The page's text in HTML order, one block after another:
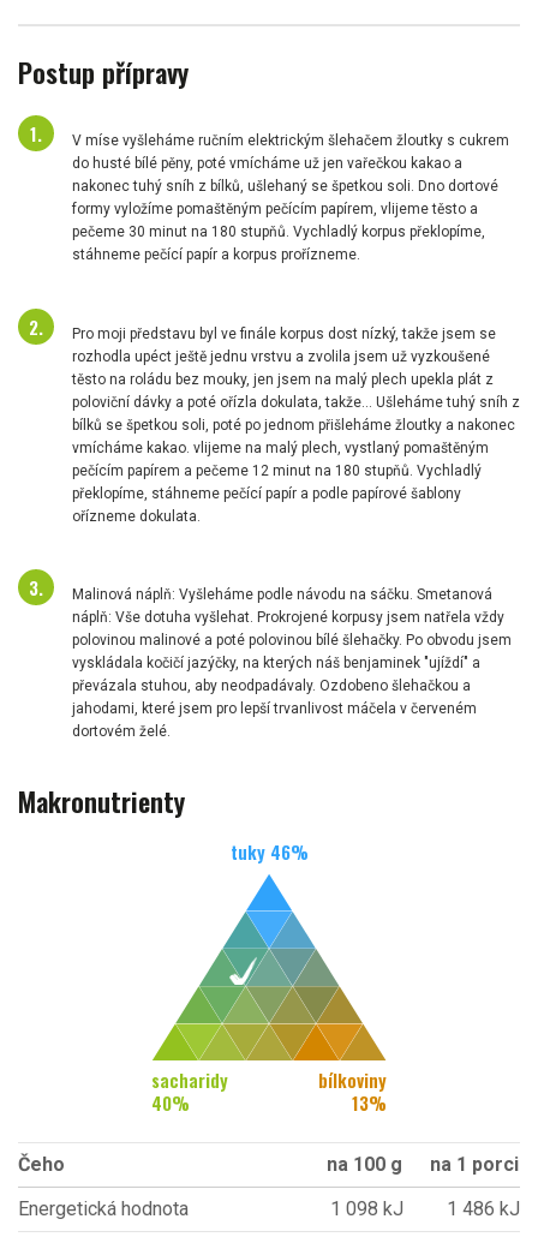
Postup přípravy
V míse vyšleháme ručním elektrickým šlehačem žloutky s cukrem
do husté bílé pěny, poté vmícháme už jen vařečkou kakao a
nakonec tuhý sníh z bílků, ušlehaný se špetkou soli. Dno dortové
formy vyložíme pomaštěným pečícím papírem, vlijeme těsto a
pečeme 30 minut na 180 stupňů. Vychladlý korpus překlopíme,
stáhneme pečící papír a korpus prořízneme.
Pro moji představu byl ve finále korpus dost nízký, takže jsem se
rozhodla upéct ještě jednu vrstvu a zvolila jsem už vyzkoušené
těsto na roládu bez mouky, jen jsem na malý plech upekla plát z
poloviční dávky a poté ořízla dokulata, takže... Ušleháme tuhý sníh z
bílků se špetkou soli, poté po jednom přišleháme žloutky a nakonec
vmícháme kakao. vlijeme na malý plech, vystlaný pomaštěným
pečícím papírem a pečeme 12 minut na 180 stupňů. Vychladlý
překlopíme, stáhneme pečící papír a podle papírové šablony
ořízneme dokulata.
Malinová náplň: Vyšleháme podle návodu na sáčku. Smetanová
náplň: Vše dotuha vyšlehat. Prokrojené korpusy jsem natřela vždy
polovinou malinové a poté polovinou bílé šlehačky. Po obvodu jsem
vyskládala kočičí jazýčky, na kterých náš benjaminek "ujíždí" a
převázala stuhou, aby neodpadávaly. Ozdobeno šlehačkou a
jahodami, které jsem pro lepší trvanlivost máčela v červeném
dortovém želé.
Makronutrienty
tuky 46%
sacharidy
40%
bílkoviny
13%
Čeho na 100 g
na 1 porci
Energetická hodnota
1 098 kJ 1 486 kJ